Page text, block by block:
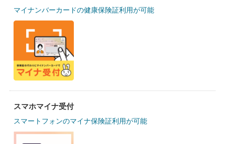
マイナンバーカードの健康保険証利用が可能
スマホマイナ受付
スマートフォンのマイナ保険証利用が可能